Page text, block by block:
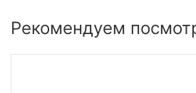
Рекомендуем